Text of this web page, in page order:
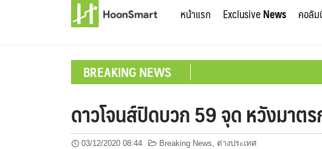
หน้าแรก ExclusiveNews คอลั
BREAKING NEWS
ดาวโจนส์ปิดบวก 59 จุด หวังมา
03/12/2020 08:44 Breaking News, ต่างประเทศ